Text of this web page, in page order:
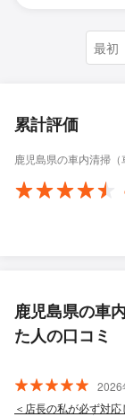
最初
累計評価
鹿児島県の車内清掃
鹿児島県の車
た人の口コミ
2026
＜店長の私が必ず対